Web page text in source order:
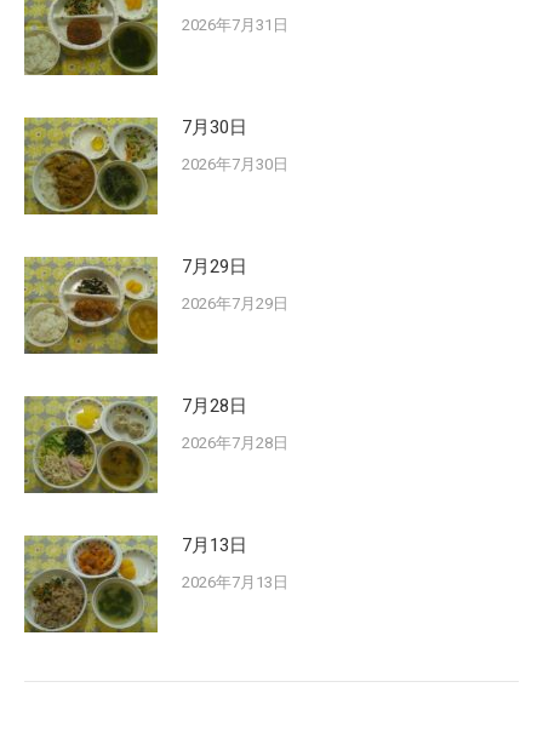
2026年7月31日
7月30日
2026年7月30日
7月29日
2026年7月29日
7月28日
2026年7月28日
7月13日
2026年7月13日